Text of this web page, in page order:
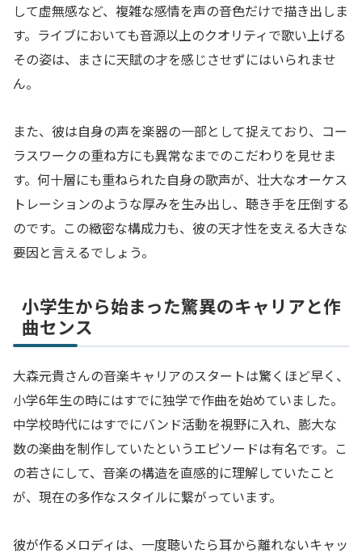
して虚無感など、複雑な感情を声の音色だけで描き出しま
す。ライブにおいても音源以上のクオリティで歌い上げる
その姿は、まさに天賦の才を感じさせずにはいられませ
ん。
また、彼は自身の声を楽器の一部として捉えており、コー
ラスワークの重ね方にも異常なまでのこだわりを見せま
す。何十層にも重ねられた自身の歌声が、壮大なオーケス
トレーションのような厚みを生み出し、聴き手を圧倒する
のです。この緻密な構成力も、彼の天才性を支える大きな
要因と言えるでしょう。
小学生から始まった驚異のキャリアと作
曲センス
大森元貴さんの音楽キャリアのスタートは驚くほど早く、
小学6年生の時にはすでに独学で作曲を始めていました。
中学校時代にはすでにバンド活動を視野に入れ、膨大な
数の楽曲を制作していたというエピソードは有名です。こ
の若さにして、音楽の構造を直感的に理解していたこと
が、現在の多作なスタイルに繋がっています。
彼が作るメロディは、一度聴いたら耳から離れないキャッ